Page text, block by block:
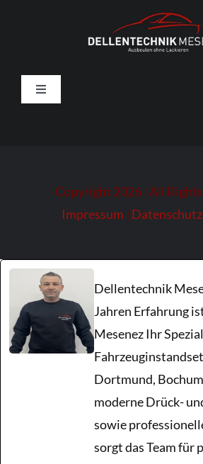
Toggle
Parkdellen
Unfallschäden
Kratzer
Copyright 2026 | All
Impressum | Datenschutz
Dellentechnik
Jahren Erfahrung
Mesenez Ihr
Dortmund,
moderne Drück-
sowie
sorgt das Team für